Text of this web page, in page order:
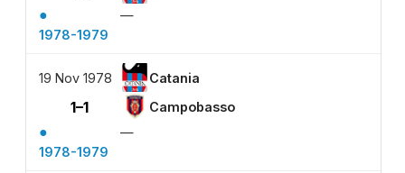
●
—
1978-1979
19 Nov 1978 Catania
1–1 Campobasso
●
—
1978-1979